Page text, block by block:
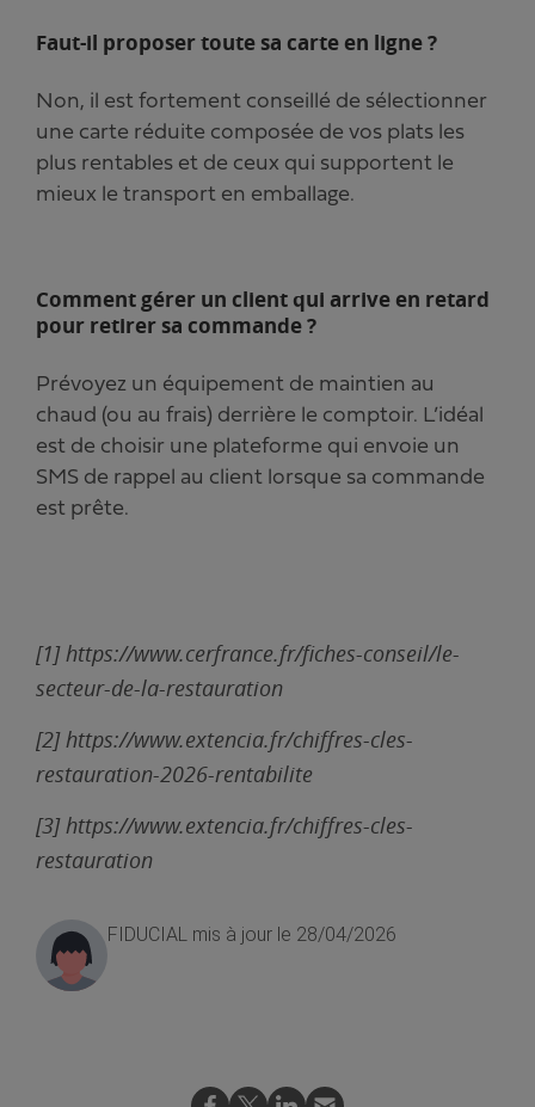
Faut-il proposer toute sa carte en ligne ?
Non, il est fortement conseillé de sélectionner
une carte réduite composée de vos plats les
plus rentables et de ceux qui supportent le
mieux le transport en emballage.
Comment gérer un client qui arrive en retard
pour retirer sa commande ?
Prévoyez un équipement de maintien au
chaud (ou au frais) derrière le comptoir. L’idéal
est de choisir une plateforme qui envoie un
SMS de rappel au client lorsque sa commande
est prête.
[1] https://www.cerfrance.fr/fiches-conseil/le-
secteur-de-la-restauration
[2] https://www.extencia.fr/chiffres-cles-
restauration-2026-rentabilite
[3] https://www.extencia.fr/chiffres-cles-
restauration
FIDUCIAL mis à jour le 28/04/2026